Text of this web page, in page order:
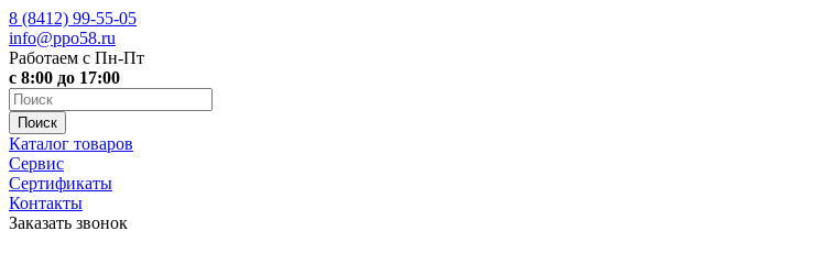
8 (8412) 99-55-05
info@ppo58.ru
Работаем с Пн-Пт
с 8:00 до 17:00
Каталог товаров
Сервис
Сертификаты
Контакты
Заказать звонок